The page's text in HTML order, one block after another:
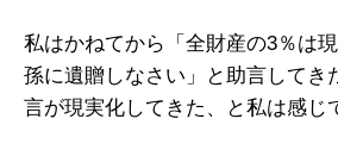
私はかねてから「全財産の3％は
孫に遺贈しなさい」と助言してき
言が現実化してきた、と私は感じ